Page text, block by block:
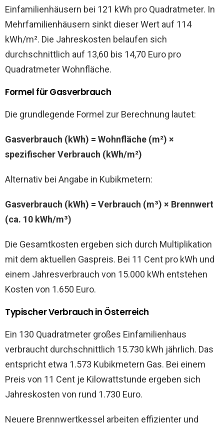
Einfamilienhäusern bei 121 kWh pro Quadratmeter. In
Mehrfamilienhäusern sinkt dieser Wert auf 114
kWh/m². Die Jahreskosten belaufen sich
durchschnittlich auf 13,60 bis 14,70 Euro pro
Quadratmeter Wohnfläche.
Formel für Gasverbrauch
Die grundlegende Formel zur Berechnung lautet:
Gasverbrauch (kWh) = Wohnfläche (m²) ×
spezifischer Verbrauch (kWh/m²)
Alternativ bei Angabe in Kubikmetern:
Gasverbrauch (kWh) = Verbrauch (m³) × Brennwert
(ca. 10 kWh/m³)
Die Gesamtkosten ergeben sich durch Multiplikation
mit dem aktuellen Gaspreis. Bei 11 Cent pro kWh und
einem Jahresverbrauch von 15.000 kWh entstehen
Kosten von 1.650 Euro.
Typischer Verbrauch in Österreich
Ein 130 Quadratmeter großes Einfamilienhaus
verbraucht durchschnittlich 15.730 kWh jährlich. Das
entspricht etwa 1.573 Kubikmetern Gas. Bei einem
Preis von 11 Cent je Kilowattstunde ergeben sich
Jahreskosten von rund 1.730 Euro.
Neuere Brennwertkessel arbeiten effizienter und